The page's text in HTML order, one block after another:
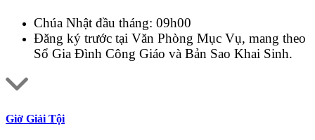
Chúa Nhật đầu tháng: 09h00
Đăng ký trước tại Văn Phòng Mục Vụ, mang theo
Sổ Gia Đình Công Giáo và Bản Sao Khai Sinh.
Giờ Giải Tội